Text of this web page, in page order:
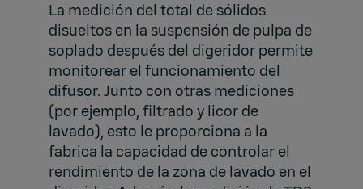
La medición del total de sólidos
disueltos en la suspensión de pulpa de
soplado después del digeridor permite
monitorear el funcionamiento del
difusor. Junto con otras mediciones
(por ejemplo, filtrado y licor de
lavado), esto le proporciona a la
fabrica la capacidad de controlar el
rendimiento de la zona de lavado en el